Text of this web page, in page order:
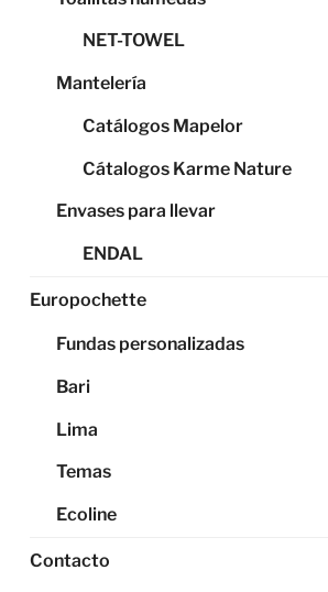
NET-TOWEL
Mantelería
Catálogos Mapelor
Cátalogos Karme Nature
Envases para llevar
ENDAL
Europochette
Fundas personalizadas
Bari
Lima
Temas
Ecoline
Contacto